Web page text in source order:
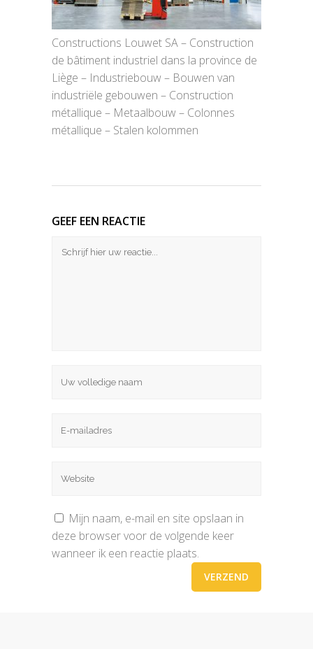
Constructions Louwet SA – Construction
de bâtiment industriel dans la province de
Liège – Industriebouw – Bouwen van
industriële gebouwen – Construction
métallique – Metaalbouw – Colonnes
métallique – Stalen kolommen
GEEF EEN REACTIE
Mijn naam, e-mail en site opslaan in
deze browser voor de volgende keer
wanneer ik een reactie plaats.